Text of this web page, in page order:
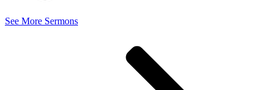
See More Sermons